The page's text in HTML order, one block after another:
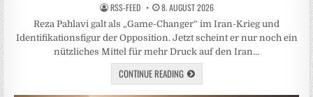
RSS-FEED 8. AUGUST 2026
Reza Pahlavi galt als „Game-Changer“ im Iran-Krieg und
Identifikationsfigur der Opposition. Jetzt scheint er nur noch ein
nützliches Mittel für mehr Druck auf den Iran…
CONTINUE READING